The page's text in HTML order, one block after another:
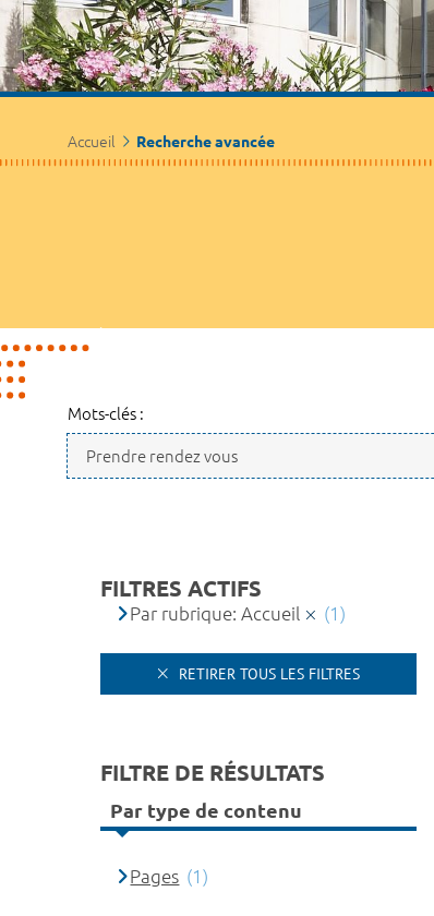
Accueil Recherche avancée
Mots-clés :
FILTRES ACTIFS
Par rubrique: Accueil (1)
RETIRER TOUS LES FILTRES
FILTRE DE RÉSULTATS
Par type de contenu
Pages (1)